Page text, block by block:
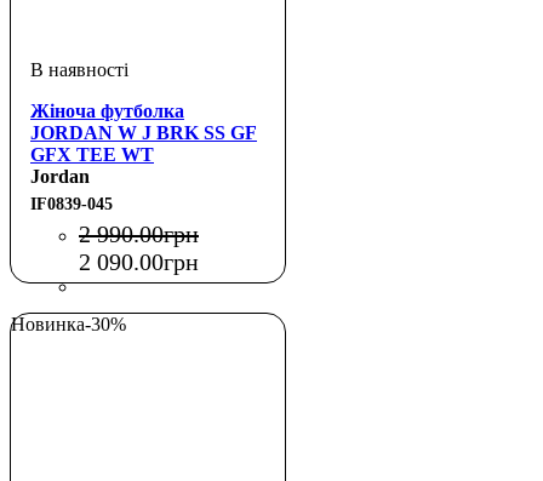
Жіноча футболка
JORDAN W J BRK SS GF
GFX TEE WT
Jordan
IF0839-045
2 990.00грн
2 090.00грн
Новинка-30%